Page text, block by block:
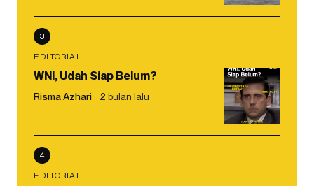
3
EDITORIAL
WNI, Udah Siap Belum?
Risma Azhari 2 bulan lalu
4
EDITORIAL